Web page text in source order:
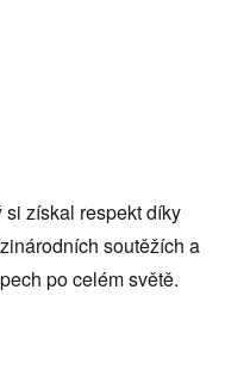
si získal respekt díky
soutěžích a
po celém světě.